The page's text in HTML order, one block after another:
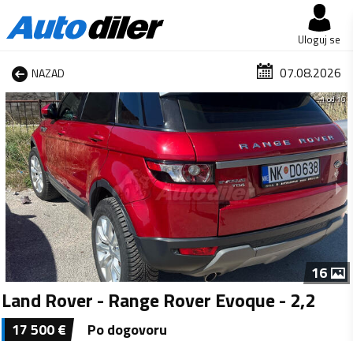
Uloguj se
NAZAD 07.08.2026
1 od 16
16
Land Rover - Range Rover Evoque - 2,2
17 500€ Po dogovoru